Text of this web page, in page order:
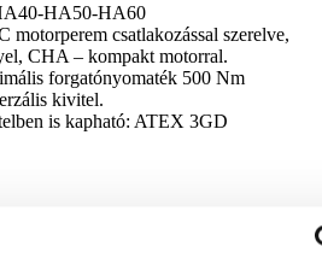
HA50-HA60
csatlakozással szerelve,
CHA – kompakt motorral.
forgatónyomaték 500 Nm
kivitel.
is kapható: ATEX 3GD
hajtóműhöz